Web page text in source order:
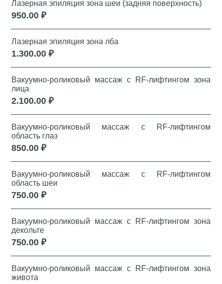
Лазерная эпиляция зона шеи (задняя поверхность)
950.00 ₽
Лазерная эпиляция зона лба
1.300.00 ₽
Вакуумно-роликовый массаж с RF-лифтингом зона
лица
2.100.00 ₽
Вакуумно-роликовый массаж с RF-лифтингом
область глаз
850.00 ₽
Вакуумно-роликовый массаж с RF-лифтингом
область шеи
750.00 ₽
Вакуумно-роликовый массаж с RF-лифтингом зона
декольте
750.00 ₽
Вакуумно-роликовый массаж с RF-лифтингом зона
живота